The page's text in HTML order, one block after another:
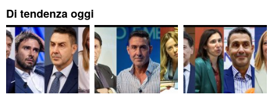
Di tendenza oggi